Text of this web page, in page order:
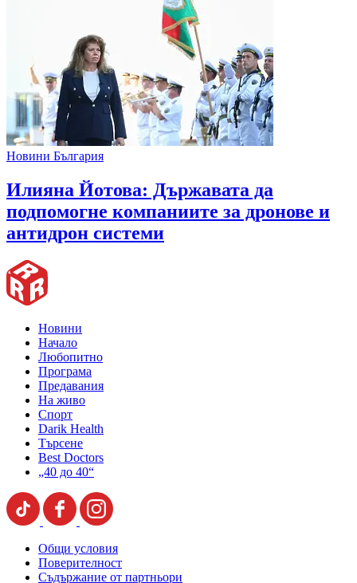
Новини България
Илияна Йотова: Държавата да
подпомогне компаниите за дронове и
антидрон системи
Новини
Начало
Любопитно
Програма
Предавания
На живо
Спорт
Darik Health
Търсене
Best Doctors
„40 до 40“
Общи условия
Поверителност
Съдържание от партньори